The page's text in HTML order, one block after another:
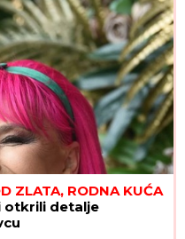
ZLATA, RODNA KUĆA
otkrili detalje